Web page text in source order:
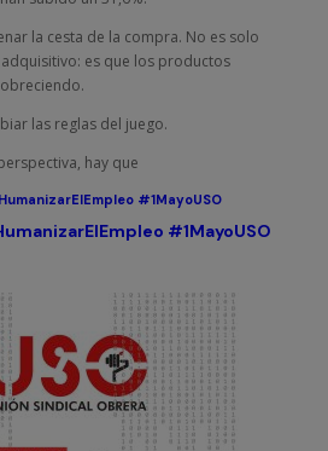
la cesta de la compra. No es solo
es que los productos
las reglas del juego.
hay que
#1MayoUSO
#1MayoUSO